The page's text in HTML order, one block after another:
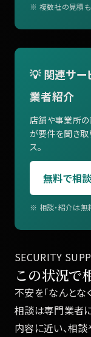
※ 複数社の見積も
💡 関連サー
業者紹介
店舗や事業所の
が要件を聞き
ス。
無料で相
※ 相談・紹介は無
SECURITY
この状況で
不安を「なんとな
相談は専門業者
内容に近い、相